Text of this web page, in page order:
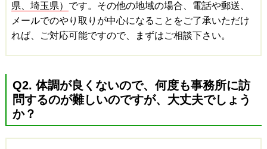
県、埼玉県） です。その他の地域の場合、電話や郵送、
メールでのやり取りが中心になることをご了承いただけ
れば、ご対応可能ですので、まずはご相談下さい。
Q2. 体調が良くないので、何度も事務所に訪
問するのが難しいのですが、大丈夫でしょう
か？